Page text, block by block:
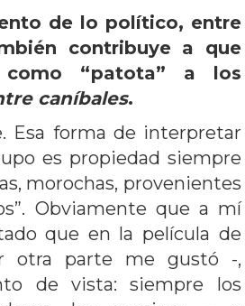
de lo político, entre
contribuye a que
“patota” a los
caníbales.
Esa forma de interpretar
es propiedad siempre
morochas, provenientes
Obviamente que a mí
que en la película de
otra parte me gustó -,
de vista: siempre los